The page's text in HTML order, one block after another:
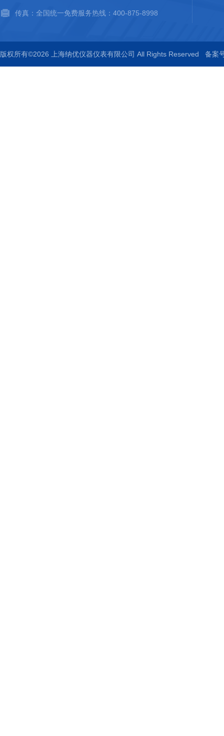
传真：全国统一免费服务热线：400-875-8998
版权所有©2026 上海纳优仪器仪表有限公司 All Rights Reserved 备案